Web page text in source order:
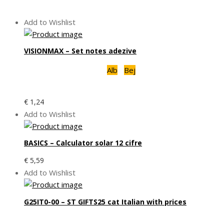
Add to Wishlist
VISIONMAX – Set notes adezive
Alb Bej
€ 1,24
Add to Wishlist
BASICS – Calculator solar 12 cifre
€ 5,59
Add to Wishlist
G25IT0-00 – ST GIFTS25 cat Italian with prices